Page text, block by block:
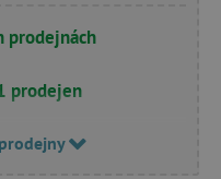
prodejnách
prodejen